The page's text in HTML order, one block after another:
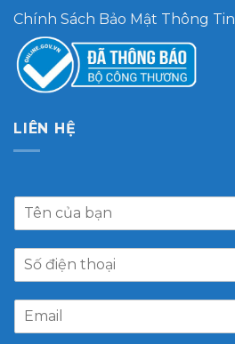
Chính Sách Bảo Mật Thông Tin
LIÊN HỆ